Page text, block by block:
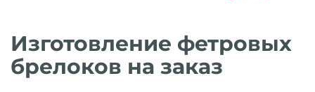
Изготовление фетровых
брелоков на заказ